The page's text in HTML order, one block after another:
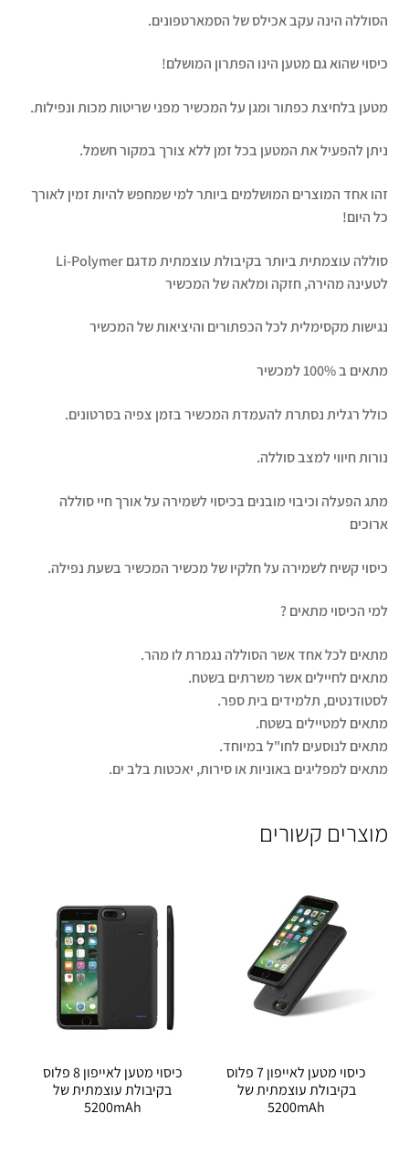
הסוללה הינה עקב אכילס של הסמארטפונים.
כיסוי שהוא גם מטען הינו הפתרון המושלם!
מטען בלחיצת כפתור ומגן על המכשיר מפני שריטות מכות ונפילות.
ניתן להפעיל את המטען בכל זמן ללא צורך במקור חשמל.
זהו אחד המוצרים המושלמים ביותר למי שמחפש להיות זמין לאורך
כל היום!
סוללה עוצמתית ביותר בקיבולת עוצמתית מדגם Li-Polymer
לטעינה מהירה, חזקה ומלאה של המכשיר
נגישות מקסימלית לכל הכפתורים והיציאות של המכשיר
מתאים ב 100% למכשיר
כולל רגלית נסתרת להעמדת המכשיר בזמן צפיה בסרטונים.
נורות חיווי למצב סוללה.
מתג הפעלה וכיבוי מובנים בכיסוי לשמירה על אורך חיי סוללה
ארוכים
כיסוי קשיח לשמירה על חלקיו של מכשיר המכשיר בשעת נפילה.
למי הכיסוי מתאים ?
מתאים לכל אחד אשר הסוללה נגמרת לו מהר.
מתאים לחיילים אשר משרתים בשטח.
לסטודנטים, תלמידים בית ספר.
מתאים למטיילים בשטח.
מתאים לנוסעים לחו"ל במיוחד.
מתאים למפליגים באוניות או סירות, יאכטות בלב ים.
מוצרים קשורים
כיסוי מטען לאייפון 7 פלוס
בקיבולת עוצמתית של
5200mAh
כיסוי מטען לאייפון 8 פלוס
בקיבולת עוצמתית של
5200mAh